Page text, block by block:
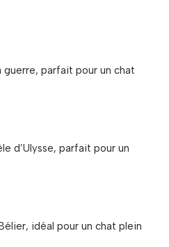
guerre, parfait pour un chat
d’Ulysse, parfait pour un
idéal pour un chat plein